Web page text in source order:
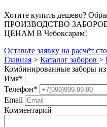
Хотите купить дешево?
ПРОИЗВОДСТВО
ЦЕНАМ В Чебоксарам!
Оставьте заявку на расчёт
Главная > Каталог заборов >
Комбинированные заборы из
Имя*
Телефон*
Email
Комментарий